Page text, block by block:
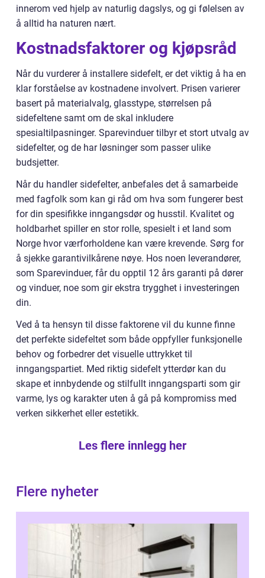
innerom ved hjelp av naturlig dagslys, og gi følelsen av
å alltid ha naturen nært.
Kostnadsfaktorer og kjøpsråd
Når du vurderer å installere sidefelt, er det viktig å ha en
klar forståelse av kostnadene involvert. Prisen varierer
basert på materialvalg, glasstype, størrelsen på
sidefeltene samt om de skal inkludere
spesialtilpasninger. Sparevinduer tilbyr et stort utvalg av
sidefelter, og de har løsninger som passer ulike
budsjetter.
Når du handler sidefelter, anbefales det å samarbeide
med fagfolk som kan gi råd om hva som fungerer best
for din spesifikke inngangsdør og husstil. Kvalitet og
holdbarhet spiller en stor rolle, spesielt i et land som
Norge hvor værforholdene kan være krevende. Sørg for
å sjekke garantivilkårene nøye. Hos noen leverandører,
som Sparevinduer, får du opptil 12 års garanti på dører
og vinduer, noe som gir ekstra trygghet i investeringen
din.
Ved å ta hensyn til disse faktorene vil du kunne finne
det perfekte sidefeltet som både oppfyller funksjonelle
behov og forbedrer det visuelle uttrykket til
inngangspartiet. Med riktig sidefelt ytterdør kan du
skape et innbydende og stilfullt inngangsparti som gir
varme, lys og karakter uten å gå på kompromiss med
verken sikkerhet eller estetikk.
Les flere innlegg her
Flere nyheter